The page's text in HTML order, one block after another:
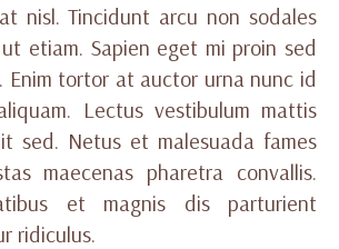
nisl. Tincidunt arcu non sodales
etiam. Sapien eget mi proin sed
Enim tortor at auctor urna nunc id
Lectus vestibulum mattis
sed. Netus et malesuada fames
maecenas pharetra convallis.
et magnis dis parturient
ridiculus.